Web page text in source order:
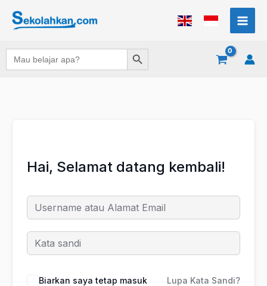
Search
for:
Search Button
Hai, Selamat datang kembali!
Biarkan saya tetap masuk Lupa Kata Sandi?